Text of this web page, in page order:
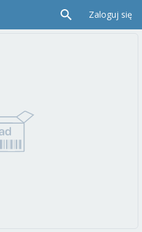
Zaloguj się